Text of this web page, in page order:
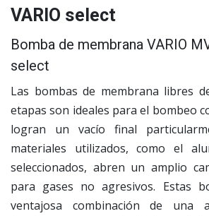
VARIO select
Bomba de membrana VARIO
select
Las bombas de membrana libres
etapas son ideales para el bombeo
logran un vacío final
materiales utilizados, como el
seleccionados, abren un amplio
para gases no agresivos. Estas
ventajosa combinación de una